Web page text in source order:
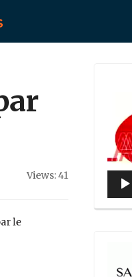
Views: 41
le